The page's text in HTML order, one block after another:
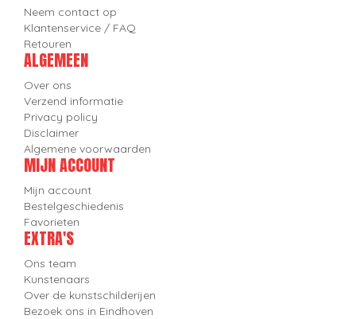
Neem contact op
Klantenservice / FAQ
Retouren
ALGEMEEN
Over ons
Verzend informatie
Privacy policy
Disclaimer
Algemene voorwaarden
MIJN ACCOUNT
Mijn account
Bestelgeschiedenis
Favorieten
EXTRA'S
Ons team
Kunstenaars
Over de kunstschilderijen
Bezoek ons in Eindhoven